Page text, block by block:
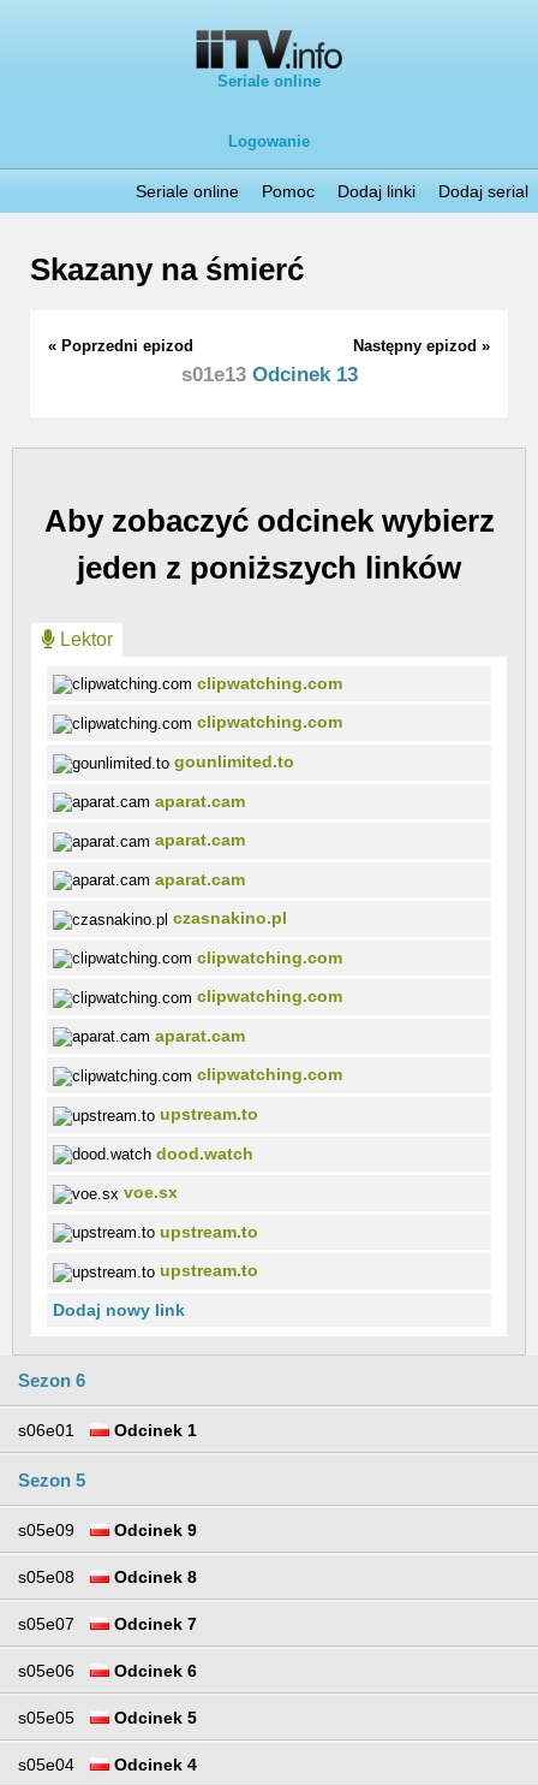
Seriale online
Logowanie
Seriale online Pomoc Dodaj linki Dodaj serial
Skazany na śmierć
« Poprzedni epizod Następny epizod »
s01e13Odcinek 13
Aby zobaczyć odcinek wybierz
jeden z poniższych linków
Lektor
clipwatching.com
clipwatching.com
gounlimited.to
aparat.cam
aparat.cam
aparat.cam
czasnakino.pl
clipwatching.com
clipwatching.com
aparat.cam
clipwatching.com
upstream.to
dood.watch
voe.sx
upstream.to
upstream.to
Dodaj nowy link
Sezon 6
s06e01 Odcinek 1
Sezon 5
s05e09 Odcinek 9
s05e08 Odcinek 8
s05e07 Odcinek 7
s05e06 Odcinek 6
s05e05 Odcinek 5
s05e04 Odcinek 4